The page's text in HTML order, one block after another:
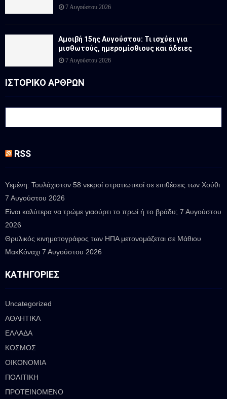
7 Αυγούστου 2026
Αμοιβή 15ης Αυγούστου: Τι ισχύει για
μισθωτούς, ημερομίσθιους και άδειες
7 Αυγούστου 2026
ΙΣΤΟΡΙΚΟ ΑΡΘΡΩΝ
RSS
Υεμένη: Τουλάχιστον 58 νεκροί στρατιωτικοί σε επιθέσεις των Χούθι
7 Αυγούστου 2026
Είναι καλύτερα να τρώμε γιαούρτι το πρωί ή το βράδυ; 7 Αυγούστου
2026
Θρυλικός κινηματογράφος των ΗΠΑ μετονομάζεται σε Μάθιου
ΜακΚόναχι 7 Αυγούστου 2026
ΚΑΤΗΓΟΡΊΕΣ
Uncategorized
ΑΘΛΗΤΙΚΑ
ΕΛΛΑΔΑ
ΚΟΣΜΟΣ
ΟΙΚΟΝΟΜΙΑ
ΠΟΛΙΤΙΚΗ
ΠΡΟΤΕΙΝΟΜΕΝΟ